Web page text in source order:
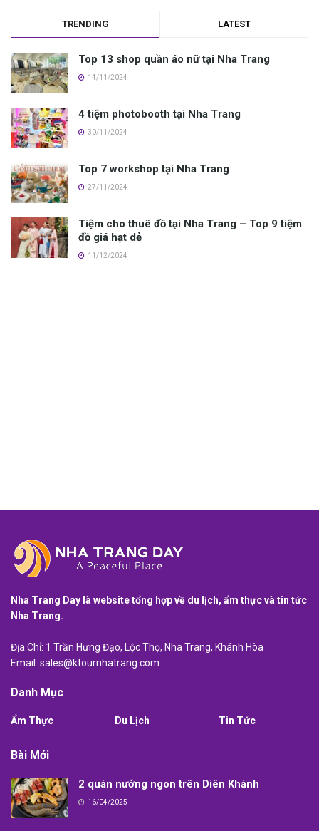
TRENDING LATEST
Top 13 shop quần áo nữ tại Nha Trang
14/11/2024
4 tiệm photobooth tại Nha Trang
30/11/2024
Top 7 workshop tại Nha Trang
27/11/2024
Tiệm cho thuê đồ tại Nha Trang – Top 9 tiệm
đồ giá hạt dẻ
11/12/2024
Nha Trang Day là website tổng hợp về du lịch, ẩm thực và tin tức
Nha Trang.
Địa Chỉ: 1 Trần Hưng Đạo, Lộc Thọ, Nha Trang, Khánh Hòa
Email: sales@ktournhatrang.com
Danh Mục
Ẩm Thực Du Lịch Tin Tức
Bài Mới
2 quán nướng ngon trên Diên Khánh
16/04/2025